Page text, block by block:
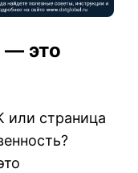
— это
или страница